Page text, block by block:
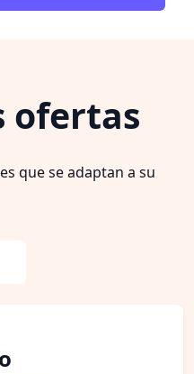
ofertas
que se adaptan a su